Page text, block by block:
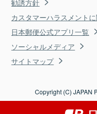
勧誘方針
カスタマーハラスメント
日本郵便公式アプリ一覧
ソーシャルメディア
サイトマップ
Copyright (C) JAPAN